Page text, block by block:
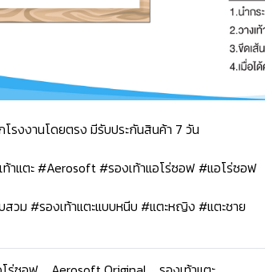
รงงานโดยตรง มีรับประกันสินค้า 7 วัน
ท้าแตะ #Aerosoft #รองเท้าแอโร่ซอฟ #แอโร่ซอฟ
สวม #รองเท้าแตะแบบหนีบ #แตะหญิง #แตะชาย